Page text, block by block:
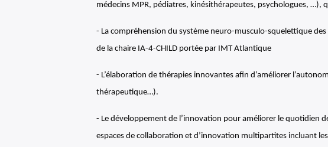
médecins MPR, pédiatres, kinésithérapeutes, psychologues, …),
- La compréhension du système neuro-musculo-squelettique
de la chaire IA-4-CHILD portée par IMT Atlantique
- L’élaboration de thérapies innovantes afin d’améliorer
thérapeutique…).
- Le développement de l’innovation pour améliorer le quotidien
espaces de collaboration et d’innovation multipartites incluant